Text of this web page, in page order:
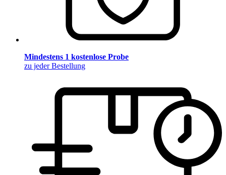
Mindestens 1 kostenlose Probe
zu jeder Bestellung